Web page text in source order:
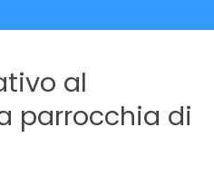
al
parrocchia di